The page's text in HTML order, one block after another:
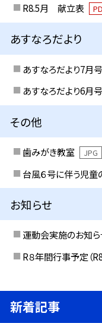
R8.5月 献立表
あすなろだより
あすなろだより7月号
あすなろだより6月号
その他
歯みがき教室 JPG
台風６号に伴う児
お知らせ
運動会実施のお知
R８年間行事予定（
新着記事